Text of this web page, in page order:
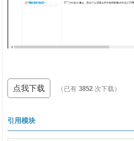
点我下载 （已有3852 次下载）
引用模块